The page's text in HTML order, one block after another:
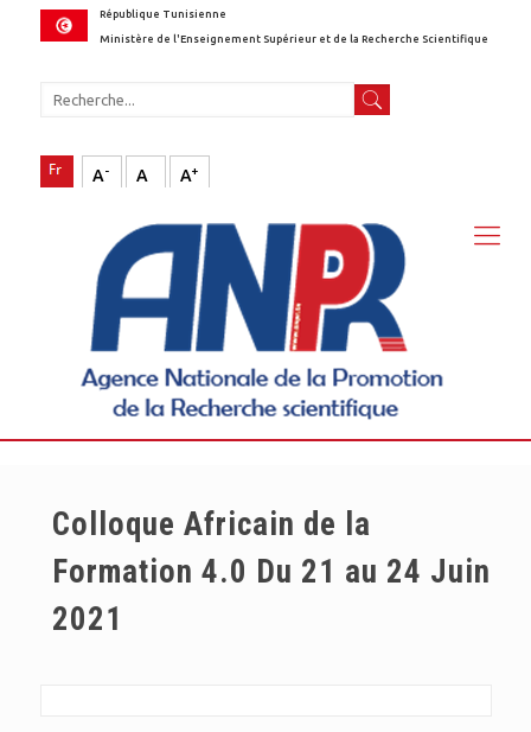
République Tunisienne
Ministère de l'Enseignement Supérieur et de la Recherche Scientifique
A- A A+
Colloque Africain de la
Formation 4.0 Du 21 au 24 Juin
2021